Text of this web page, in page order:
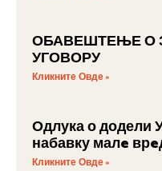
ОБАВЕШТЕЊЕ О
УГОВОРУ
Кликните Овде »
Одлука о додели
набавку малe
Кликните Овде »